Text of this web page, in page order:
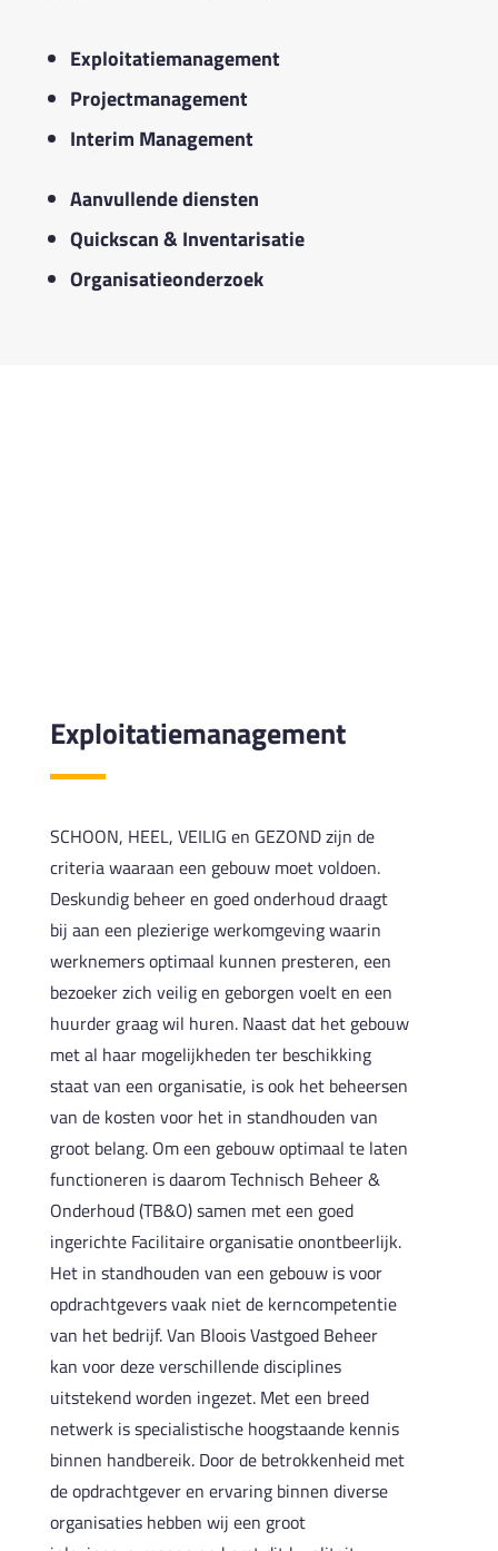
Exploitatiemanagement
Projectmanagement
Interim Management
Aanvullende diensten
Quickscan & Inventarisatie
Organisatieonderzoek
Exploitatiemanagement
SCHOON, HEEL, VEILIG en GEZOND zijn de
criteria waaraan een gebouw moet voldoen.
Deskundig beheer en goed onderhoud draagt
bij aan een plezierige werkomgeving waarin
werknemers optimaal kunnen presteren, een
bezoeker zich veilig en geborgen voelt en een
huurder graag wil huren. Naast dat het gebouw
met al haar mogelijkheden ter beschikking
staat van een organisatie, is ook het beheersen
van de kosten voor het in standhouden van
groot belang. Om een gebouw optimaal te laten
functioneren is daarom Technisch Beheer &
Onderhoud (TB&O) samen met een goed
ingerichte Facilitaire organisatie onontbeerlijk.
Het in standhouden van een gebouw is voor
opdrachtgevers vaak niet de kerncompetentie
van het bedrijf. Van Bloois Vastgoed Beheer
kan voor deze verschillende disciplines
uitstekend worden ingezet. Met een breed
netwerk is specialistische hoogstaande kennis
binnen handbereik. Door de betrokkenheid met
de opdrachtgever en ervaring binnen diverse
organisaties hebben wij een groot